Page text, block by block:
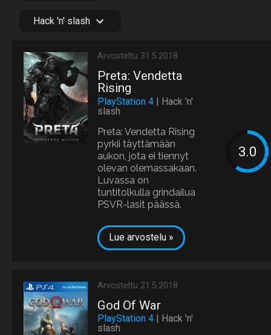
Hack 'n' slash
Arvosteltu 31.5.2018
Preta: Vendetta
Rising
PlayStation 4 | Hack 'n'
slash
Preta: Vendetta Rising
pyrkii täyttämään
aukon, jota ei tiennyt
olevan olemassakaan.
Luvassa on
tuntitolkulla grindailua
PSVR-lasit päässä.
Lue arvostelu »
Arvosteltu 21.5.2018
God Of War
PlayStation 4
| Hack 'n'
slash